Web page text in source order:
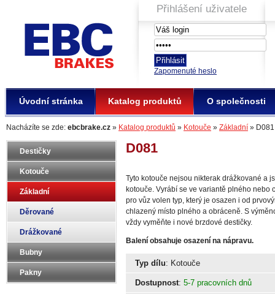
EBC Brakes
Nacházíte se zde: ebcbrake.cz » Katalog produktů » Kotouče » Základní » D081
Destičky
Kotouče
Základní
Děrované
Drážkované
Bubny
Pakny
D081
Tyto kotouče nejsou nikterak drážkované a
kotouče. Vyrábí se ve variantě plného nebo
pro vůz volen typ, který je osazen i od
chlazený místo plného a obráceně. S
vždy vyměňte i nové brzdové destičky.
Balení obsahuje osazení na nápravu.
Typ dílu: Kotouče
Dostupnost: 5-7 pracovních dnů
Úvodní stránka Katalog produktů O společnosti
Přihlášení uživatele
Zapomenuté heslo